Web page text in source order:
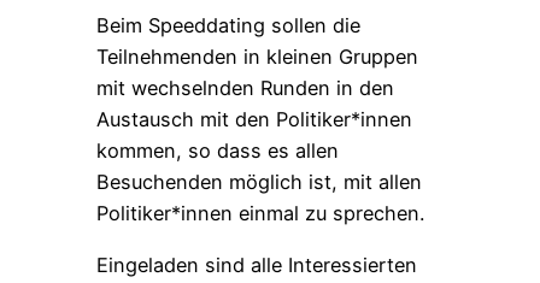
Beim Speeddating sollen die
Teilnehmenden in kleinen Gruppen
mit wechselnden Runden in den
Austausch mit den Politiker*innen
kommen, so dass es allen
Besuchenden möglich ist, mit allen
Politiker*innen einmal zu sprechen.
Eingeladen sind alle Interessierten